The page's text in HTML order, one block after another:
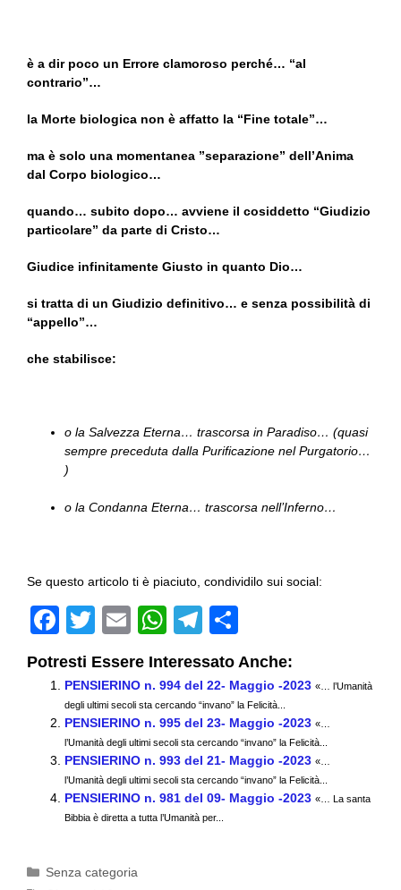
è a dir poco un Errore clamoroso perché… “al
contrario”…
la Morte biologica non è affatto la “Fine totale”…
ma è solo una momentanea ”separazione” dell’Anima
dal Corpo biologico…
quando… subito dopo… avviene il cosiddetto “Giudizio
particolare” da parte di Cristo…
Giudice infinitamente Giusto in quanto Dio…
si tratta di un Giudizio definitivo… e senza possibilità di
“appello”…
che stabilisce:
o la Salvezza Eterna… trascorsa in Paradiso… (quasi
sempre preceduta dalla Purificazione nel Purgatorio…
)
o la Condanna Eterna… trascorsa nell’Inferno…
Se questo articolo ti è piaciuto, condividilo sui social:
F
c
e
b
o
o
k
T
wi
tt
er
E
m
ail
W
at
s
A
p
p
T
el
e
gr
a
m
o
n
di
vi
di
Potresti Essere Interessato Anche:
PENSIERINO n. 994 del 22- Maggio -2023 «… l’Umanità
degli ultimi secoli sta cercando “invano” la Felicità...
PENSIERINO n. 995 del 23- Maggio -2023 «…
l’Umanità degli ultimi secoli sta cercando “invano” la Felicità...
PENSIERINO n. 993 del 21- Maggio -2023 «…
l’Umanità degli ultimi secoli sta cercando “invano” la Felicità...
PENSIERINO n. 981 del 09- Maggio -2023 «… La santa
Bibbia è diretta a tutta l’Umanità per...
Categorie
Senza categoria